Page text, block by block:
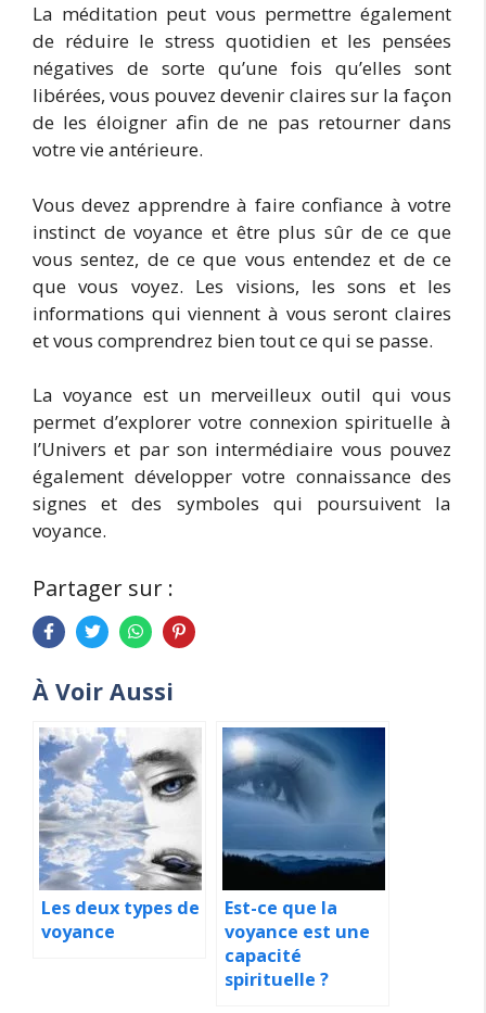
La méditation peut vous permettre également
de réduire le stress quotidien et les pensées
négatives de sorte qu’une fois qu’elles sont
libérées, vous pouvez devenir claires sur la façon
de les éloigner afin de ne pas retourner dans
votre vie antérieure.
Vous devez apprendre à faire confiance à votre
instinct de voyance et être plus sûr de ce que
vous sentez, de ce que vous entendez et de ce
que vous voyez. Les visions, les sons et les
informations qui viennent à vous seront claires
et vous comprendrez bien tout ce qui se passe.
La voyance est un merveilleux outil qui vous
permet d’explorer votre connexion spirituelle à
l’Univers et par son intermédiaire vous pouvez
également développer votre connaissance des
signes et des symboles qui poursuivent la
voyance.
Partager sur :
À Voir Aussi
Les deux types de
voyance
Est-ce que la
voyance est une
capacité
spirituelle ?